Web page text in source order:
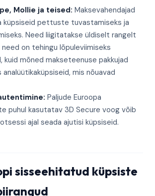
Mollie ja teised: Maksevahendajad
küpsiseid pettuste tuvastamiseks ja
Need liigitatakse üldiselt rangelt
need on tehingu lõpuleviimiseks
kuid mõned makseteenuse pakkujad
analüütikaküpsiseid, mis nõuavad
Paljude Euroopa
puhul kasutatav 3D Secure voog võib
ajal seada ajutisi küpsiseid.
sisseehitatud küpsiste